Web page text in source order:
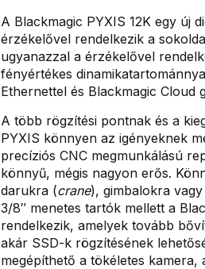
A Blackmagic PYXIS 12K egy új
érzékelővel rendelkezik a
ugyanazzal a érzékelővel
fényértékes
Ethernettel és Blackmagic Cloud
A több rögzítési pontnak és a
PYXIS könnyen az igényeknek
precíziós CNC megmunkálású
könnyű, mégis nagyon erős.
darukra (crane), gimbalokra
3/8″ menetes tartók mellett a
rendelkezik, amelyek tovább
akár SSD-k rögzítésének
megépíthető a tökéletes